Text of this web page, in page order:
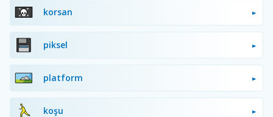
korsan
piksel
platform
koşu